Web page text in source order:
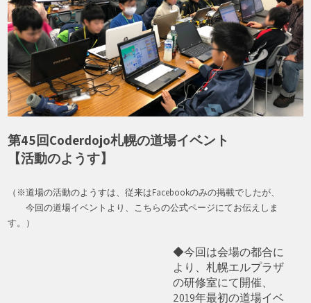
第45回Coderdojo札幌の道場イベント
【活動のようす】
（※道場の活動のようすは、従来はFacebookのみの掲載でしたが、
今回の道場イベントより、こちらの公式ページにてお伝えしま
す。）
◆今回は会場の都合に
より、札幌エルプラザ
の研修室にて開催、
2019年最初の道場イベ